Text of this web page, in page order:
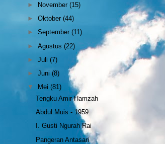
►
November(15)
►Oktober(44)
►September(11)
►Agustus(22)
►Juli(7)
►Juni(8)
▼
Mei(81)
Tengku Amir Hamzah
Abdul Muis - 1959
I. Gusti Ngurah Rai
Pangeran Antasari